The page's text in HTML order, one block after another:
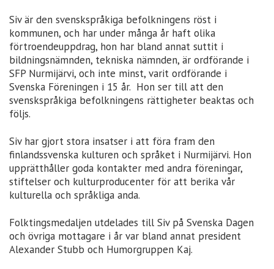
Siv är den svenskspråkiga befolkningens röst i
kommunen, och har under många år haft olika
förtroendeuppdrag, hon har bland annat suttit i
bildningsnämnden, tekniska nämnden, är ordförande i
SFP Nurmijärvi, och inte minst, varit ordförande i
Svenska Föreningen i 15 år. Hon ser till att den
svenskspråkiga befolkningens rättigheter beaktas och
följs.
Siv har gjort stora insatser i att föra fram den
finlandssvenska kulturen och språket i Nurmijärvi. Hon
upprätthåller goda kontakter med andra föreningar,
stiftelser och kulturproducenter för att berika vår
kulturella och språkliga anda.
Folktingsmedaljen utdelades till Siv på Svenska Dagen
och övriga mottagare i år var bland annat president
Alexander Stubb och Humorgruppen Kaj.